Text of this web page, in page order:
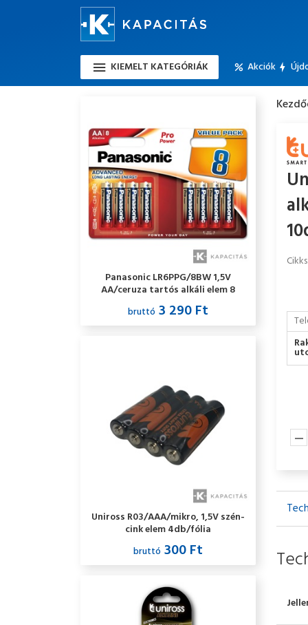
KIEMELT KATEGÓRIÁK Akciók
Panasonic LR6PPG/8BW 1,5V
AA/ceruza tartós alkáli elem 8
db/csomag
bruttó 3 290 Ft
Uniross R03/AAA/mikro, 1,5V szén-
cink elem 4db/fólia
bruttó 300 Ft